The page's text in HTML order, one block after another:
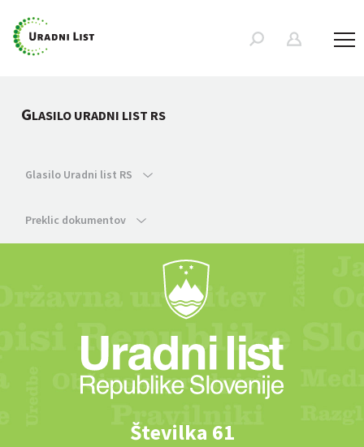
GLASILO URADNI LIST RS
Glasilo Uradni list RS
Preklic dokumentov
Številka 61